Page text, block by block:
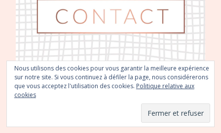
2026.
Nous utilisons des cookies pour vous garantir la meilleure expérience
sur notre site. Si vous continuez à défiler la page, nous considérerons
que vous acceptez l'utilisation des cookies. Politique relative aux
cookies